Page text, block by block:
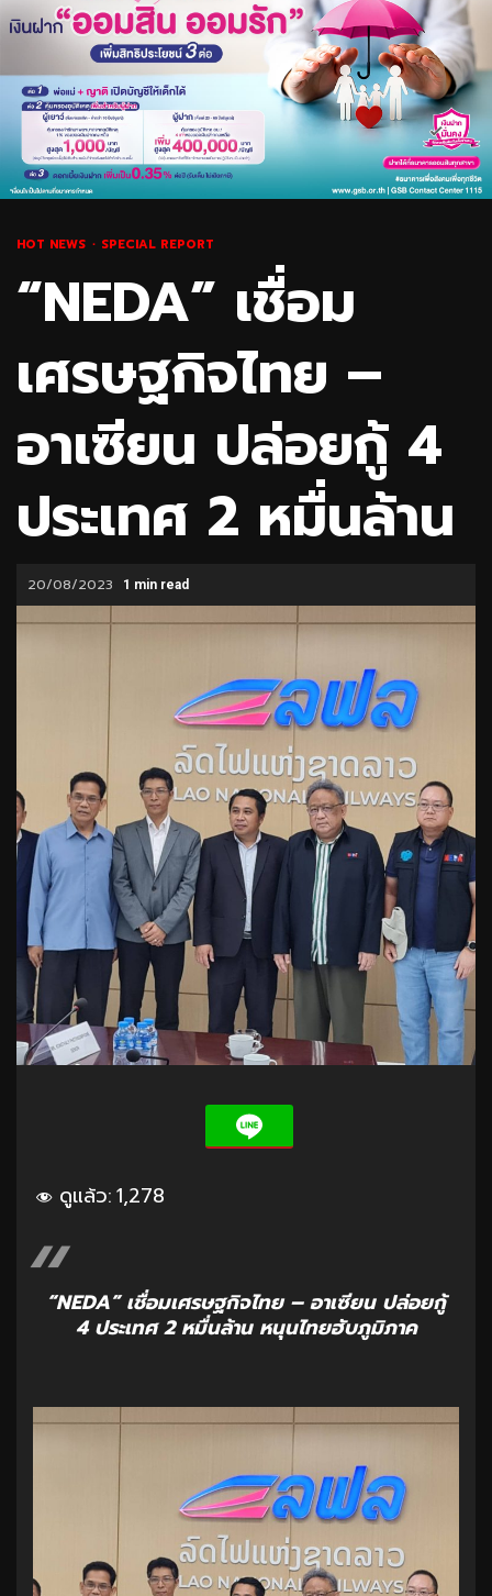
HOT NEWS SPECIAL REPORT
“NEDA” เชื่อม
เศรษฐกิจไทย –
อาเซียน ปล่อยกู้ 4
ประเทศ 2 หมื่นล้าน
20/08/2023 1 min read
ดูแล้ว:1,278
“NEDA” เชื่อมเศรษฐกิจไทย – อาเซียน ปล่อยกู้
4 ประเทศ 2 หมื่นล้าน หนุนไทยฮับภูมิภาค